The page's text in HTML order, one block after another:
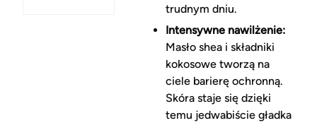
trudnym dniu.
Intensywne nawilżenie:
Masło shea i składniki
kokosowe tworzą na
ciele barierę ochronną.
Skóra staje się dzięki
temu jedwabiście gładka